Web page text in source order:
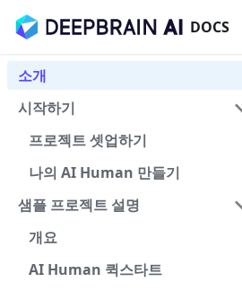
DOCS
소개
시작하기
프로젝트 셋업하기
나의 AI Human 만들기
샘플 프로젝트 설명
개요
AI Human 퀵스타트